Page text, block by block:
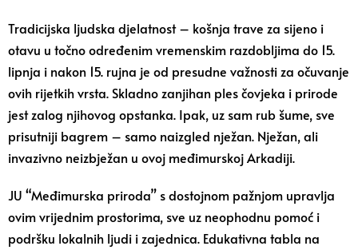
Tradicijska ljudska djelatnost – košnja trave za sijeno i
otavu u točno određenim vremenskim razdobljima do 15.
lipnja i nakon 15. rujna je od presudne važnosti za očuvanje
ovih rijetkih vrsta. Skladno zanjihan ples čovjeka i prirode
jest zalog njihovog opstanka. Ipak, uz sam rub šume, sve
prisutniji bagrem – samo naizgled nježan. Nježan, ali
invazivno neizbježan u ovoj međimurskoj Arkadiji.
JU “Međimurska priroda” s dostojnom pažnjom upravlja
ovim vrijednim prostorima, sve uz neophodnu pomoć i
podršku lokalnih ljudi i zajednica. Edukativna tabla na